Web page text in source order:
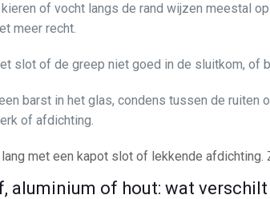
kieren of vocht langs de rand wijzen meestal
meer recht.
slot of de greep niet goed in de sluitkom, of
barst in het glas, condens tussen de ruiten
of afdichting.
met een kapot slot of lekkende
aluminium of hout: wat